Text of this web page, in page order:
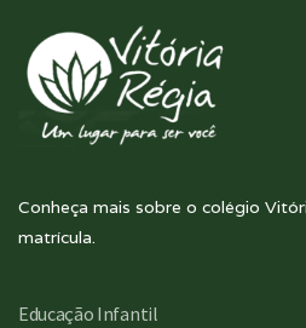
Conheça mais sobre o colégio
matrícula.
Educação Infantil